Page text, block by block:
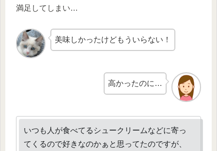
満足してしまい…
美味しかったけどもういらない！
高かったのに…
いつも人が食べてるシュークリームなどに寄っ
てくるので好きなのかぁと思ってたのですが、